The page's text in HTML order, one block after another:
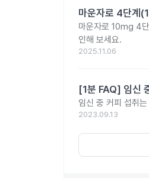
마운자로 4단계
마운자로 10mg 4
인해 보세요.
2025.11.06
[1분 FAQ] 임신
임신 중 커피 섭취
2023.09.13